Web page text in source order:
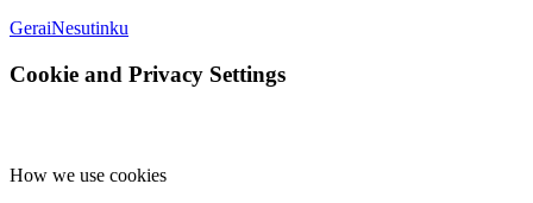
GeraiNesutinku
Cookie and Privacy Settings
How we use cookies